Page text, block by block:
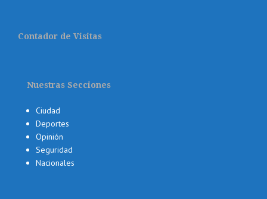
Contador de Visitas
Nuestras Secciones
Ciudad
Deportes
Opinión
Seguridad
Nacionales